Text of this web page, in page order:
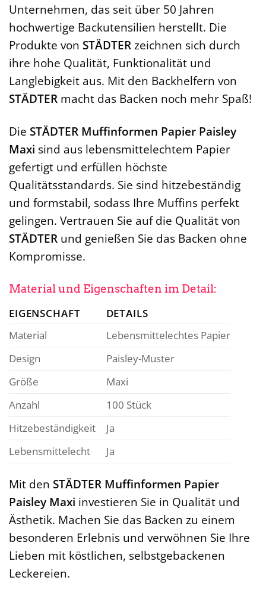
Unternehmen, das seit über 50 Jahren
hochwertige Backutensilien herstellt. Die
Produkte von STÄDTERzeichnen sich durch
ihre hohe Qualität, Funktionalität und
Langlebigkeit aus. Mit den Backhelfern von
STÄDTER macht das Backen noch mehr Spaß!
Die STÄDTER Muffinformen Papier Paisley
Maxi sind aus lebensmittelechtem Papier
gefertigt und erfüllen höchste
Qualitätsstandards. Sie sind hitzebeständig
und formstabil, sodass Ihre Muffins perfekt
gelingen. Vertrauen Sie auf die Qualität von
STÄDTER und genießen Sie das Backen ohne
Kompromisse.
Material und Eigenschaften im Detail:
EIGENSCHAFT
DETAILS
Material
Lebensmittelechtes Papier
Design
Paisley-Muster
Größe
Maxi
Anzahl
100 Stück
Hitzebeständigkeit
Ja
Lebensmittelecht
Ja
Mit den STÄDTER Muffinformen Papier
Paisley Maxi investieren Sie in Qualität und
Ästhetik. Machen Sie das Backen zu einem
besonderen Erlebnis und verwöhnen Sie Ihre
Lieben mit köstlichen, selbstgebackenen
Leckereien.